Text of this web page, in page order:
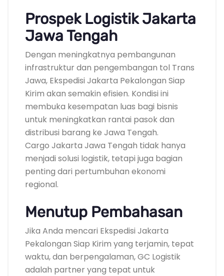
Prospek Logistik Jakarta
Jawa Tengah
Dengan meningkatnya pembangunan
infrastruktur dan pengembangan tol Trans
Jawa, Ekspedisi Jakarta Pekalongan Siap
Kirim akan semakin efisien. Kondisi ini
membuka kesempatan luas bagi bisnis
untuk meningkatkan rantai pasok dan
distribusi barang ke Jawa Tengah.
Cargo Jakarta Jawa Tengah tidak hanya
menjadi solusi logistik, tetapi juga bagian
penting dari pertumbuhan ekonomi
regional.
Menutup Pembahasan
Jika Anda mencari Ekspedisi Jakarta
Pekalongan Siap Kirim yang terjamin, tepat
waktu, dan berpengalaman, GC Logistik
adalah partner yang tepat untuk